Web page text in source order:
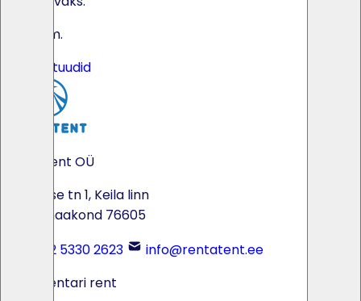
1,20 €/m.
Kõik batuudid
Rentatent OÜ
Tööstuse tn 1, Keila linn
Harju maakond 76605
+372 5330 2623
info@rentatent.ee
Peoinventari rent